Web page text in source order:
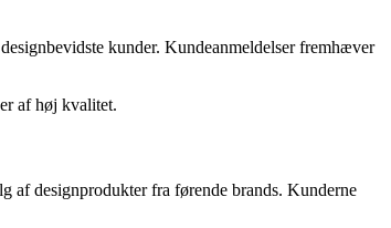
kunder. Kundeanmeldelser fremhæver
af høj kvalitet.
af designprodukter fra førende brands. Kunderne